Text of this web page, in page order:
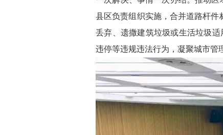
县区负责组织实施，合并道路杆件
丢弃、遗撒建筑垃圾或生活垃圾
违停等违规违法行为，凝聚城市管